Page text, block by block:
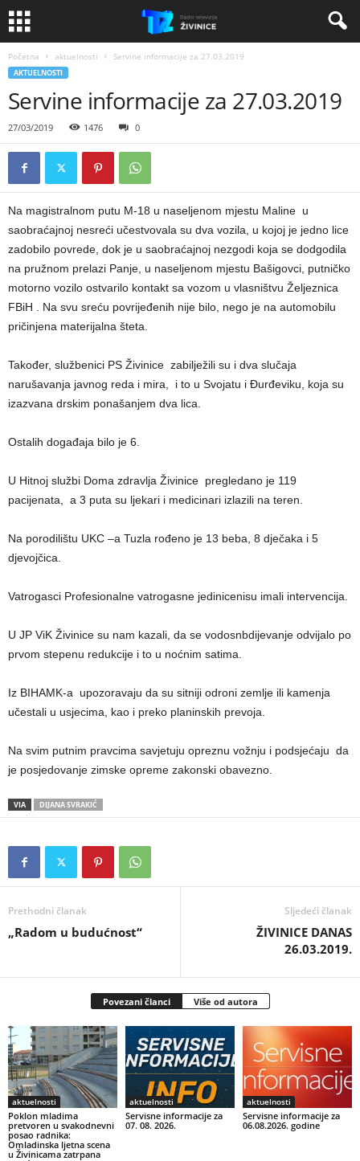
Početna aktuelnosti Servine informacije za 27.03.2019
AKTUELNOSTI
Servine informacije za 27.03.2019
27/03/2019 1476 0
Na magistralnom putu M-18 u naseljenom mjestu Maline u
saobraćajnoj nesreći učestvovala su dva vozila, u kojoj je jedno lice
zadobilo povrede, dok je u saobraćajnoj nezgodi koja se dodgodila
na pružnom prelazi Panje, u naseljenom mjestu Bašigovci, putničko
motorno vozilo ostvarilo kontakt sa vozom u vlasništvu Željeznica
FBiH . Na svu sreću povrijeđenih nije bilo, nego je na automobilu
pričinjena materijalna šteta.
Također, službenici PS Živinice zabilježili su i dva slučaja
narušavanja javnog reda i mira, i to u Svojatu i Đurđeviku, koja su
izazvana drskim ponašanjem dva lica.
Ostalih događaja bilo je 6.
U Hitnoj službi Doma zdravlja Živinice pregledano je 119
pacijenata, a 3 puta su ljekari i medicinari izlazili na teren.
Na porodilištu UKC –a Tuzla rođeno je 13 beba, 8 dječaka i 5
djevojčica.
Vatrogasci Profesionalne vatrogasne jedinicenisu imali intervencija.
U JP ViK Živinice su nam kazali, da se vodosnbdijevanje odvijalo po
prvom stepenu redukcije i to u noćnim satima.
Iz BIHAMK-a upozoravaju da su sitniji odroni zemlje ili kamenja
učestali u usjecima, kao i preko planinskih prevoja.
Na svim putnim pravcima savjetuju opreznu vožnju i podsjećaju da
je posjedovanje zimske opreme zakonski obavezno.
VIA DIJANA SVRAKIĆ
Prethodni članak
„Radom u budućnost“
Sljedeći članak
ŽIVINICE DANAS
26.03.2019.
Povezani članci Više od autora
aktuelnosti
Poklon mladima
pretvoren u svakodnevni
posao radnika:
Omladinska ljetna scena
u Živinicama zatrpana
aktuelnosti
Servisne informacije za
07. 08. 2026.
aktuelnosti
Servisne informacije za
06.08.2026. godine